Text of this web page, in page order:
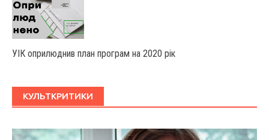
УІК оприлюднив план програм на 2020 рік
КУЛЬТКРИТИКИ